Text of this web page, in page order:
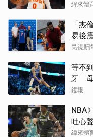
緯來體
「杰
易後
民視新
等不
牙 母
鏡報
NBA
吐心
緯來體